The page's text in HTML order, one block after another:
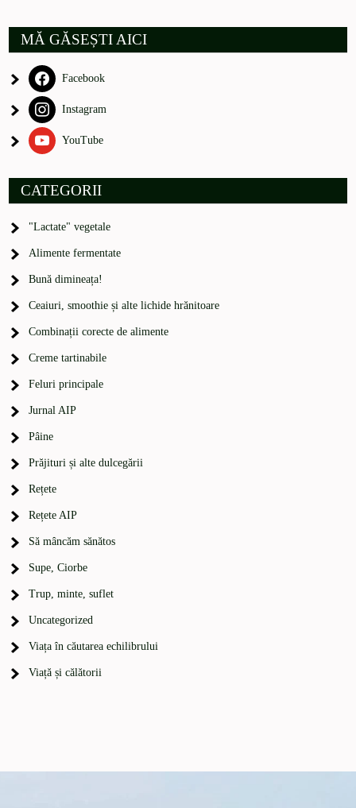
MĂ GĂSEȘTI AICI
Facebook
Instagram
YouTube
CATEGORII
"Lactate" vegetale
Alimente fermentate
Bună dimineața!
Ceaiuri, smoothie și alte lichide hrănitoare
Combinații corecte de alimente
Creme tartinabile
Feluri principale
Jurnal AIP
Pâine
Prăjituri și alte dulcegării
Rețete
Rețete AIP
Să mâncăm sănătos
Supe, Ciorbe
Trup, minte, suflet
Uncategorized
Viața în căutarea echilibrului
Viață și călătorii